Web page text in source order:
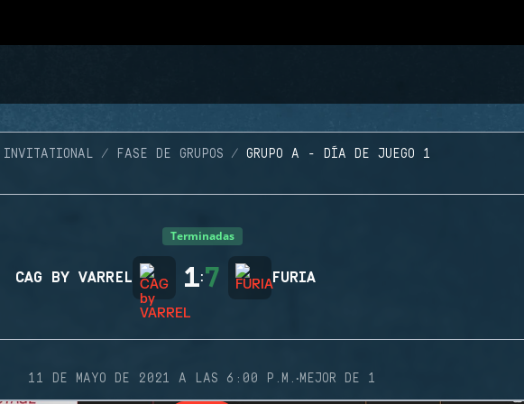
FASE DE GRUPOS GRUPO A - DÍA DE JUEGO 1
Terminadas
CAG BY VARREL 1:7 FURIA
11 DE MAYO DE 2021 A LAS 6:00 P.M. ·MEJOR DE 1